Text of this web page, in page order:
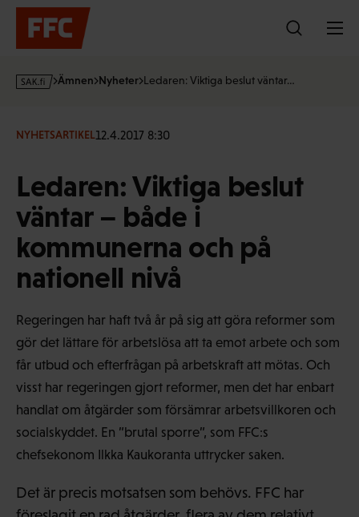
Hoppa
innehållet
s
·
Ämnen Nyheter Ledaren: Viktiga beslut väntar…
NYHETSARTIKEL12.4.2017 8:30
Ledaren: Viktiga beslut
väntar – både i
kommunerna och på
nationell nivå
Regeringen har haft två år på sig att göra reformer som
gör det lättare för arbetslösa att ta emot arbete och som
får utbud och efterfrågan på arbetskraft att mötas. Och
visst har regeringen gjort reformer, men det har enbart
handlat om åtgärder som försämrar arbetsvillkoren och
socialskyddet. En ”brutal sporre”, som FFC:s
chefsekonom Ilkka Kaukoranta uttrycker saken.
Det är precis motsatsen som behövs. FFC har